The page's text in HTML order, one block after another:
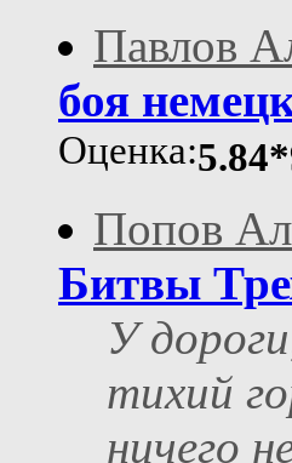
Павлов
боя
Оценка:
Попов
Битвы
У
тихий
ничего